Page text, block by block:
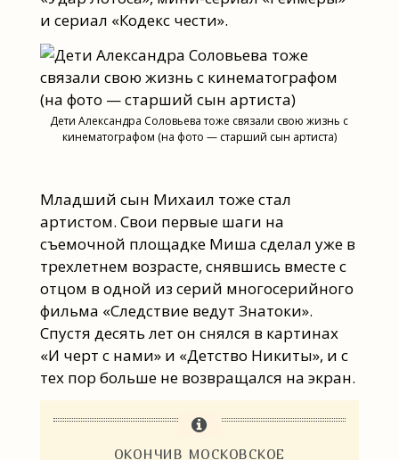
и сериал «Кодекс чести».
Дети Александра Соловьева тоже связали свою жизнь с
кинематографом (на фото — старший сын артиста)
Младший сын Михаил тоже стал
артистом. Свои первые шаги на
съемочной площадке Миша сделал уже в
трехлетнем возрасте, снявшись вместе с
отцом в одной из серий многосерийного
фильма «Следствие ведут Знатоки».
Спустя десять лет он снялся в картинах
«И черт с нами» и «Детство Никиты», и с
тех пор больше не возвращался на экран.
ОКОНЧИВ МОСКОВСКОЕ